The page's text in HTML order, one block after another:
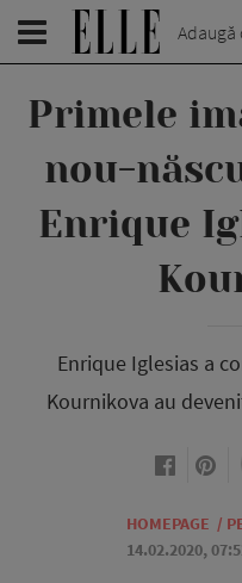
Adaugă
Primele
nou-
Enrique
Enrique Iglesias a
Kournikova au
HOMEPAGE /
14.02.2020,